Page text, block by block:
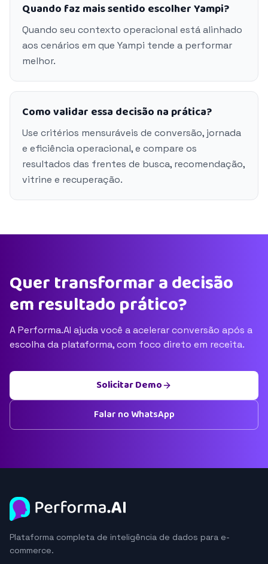
Quando faz mais sentido escolher Yampi?
Quando seu contexto operacional está alinhado
aos cenários em que Yampi tende a performar
melhor.
Como validar essa decisão na prática?
Use critérios mensuráveis de conversão, jornada
e eficiência operacional, e compare os
resultados das frentes de busca, recomendação,
vitrine e recuperação.
Quer transformar a decisão
em resultado prático?
A Performa.AI ajuda você a acelerar conversão após a
escolha da plataforma, com foco direto em receita.
Solicitar Demo
Falar no WhatsApp
Plataforma completa de inteligência de dados para e-
commerce.